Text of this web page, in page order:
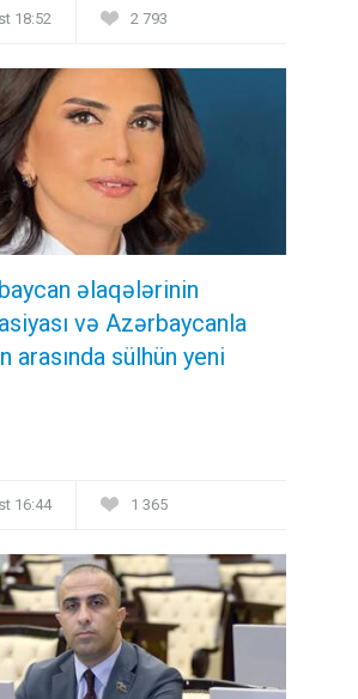
18:52 2 793
əlaqələrinin
və Azərbaycanla
arasında sülhün yeni
16:44 1 365